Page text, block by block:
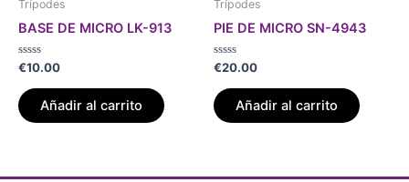
Trípodes
BASE DE MICRO LK-913
Valorado
con
de
5
€10.00
Añadir al carrito
Trípodes
PIE DE MICRO SN-4943
Valorado
de
5
€20.00
Añadir al carrito